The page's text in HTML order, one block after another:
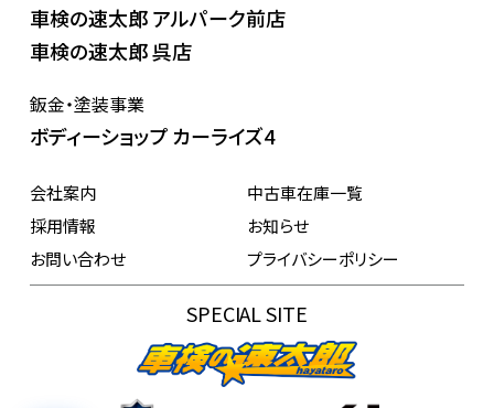
車検の速太郎 アルパーク前店
車検の速太郎 呉店
鈑金・塗装事業
ボディーショップ カーライズ4
会社案内
中古車在庫一覧
採用情報
お知らせ
お問い合わせ
プライバシーポリシー
SPECIAL SITE